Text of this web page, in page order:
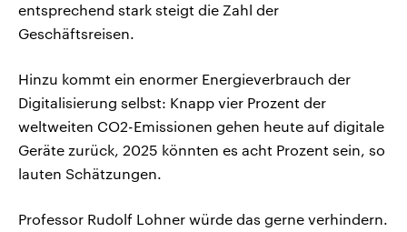
entsprechend stark steigt die Zahl der
Geschäftsreisen.
Hinzu kommt ein enormer Energieverbrauch der
Digitalisierung selbst: Knapp vier Prozent der
weltweiten CO2-Emissionen gehen heute auf digitale
Geräte zurück, 2025 könnten es acht Prozent sein, so
lauten Schätzungen.
Professor Rudolf Lohner würde das gerne verhindern.